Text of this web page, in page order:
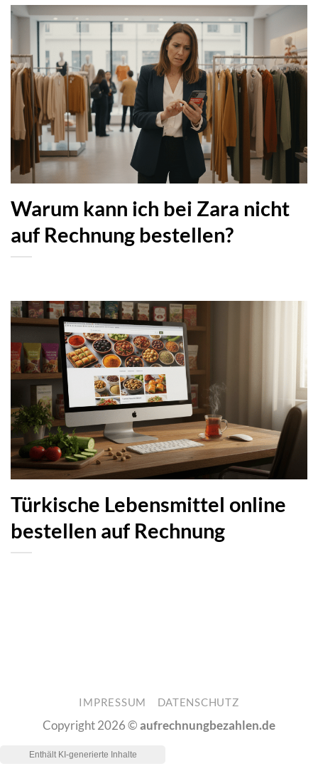
Warum kann ich bei Zara nicht
auf Rechnung bestellen?
Türkische Lebensmittel online
bestellen auf Rechnung
IMPRESSUM DATENSCHUTZ
Copyright 2026 ©aufrechnungbezahlen.de